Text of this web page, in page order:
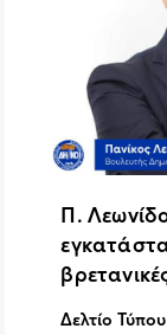
Π.
Δελτίο Τύπου